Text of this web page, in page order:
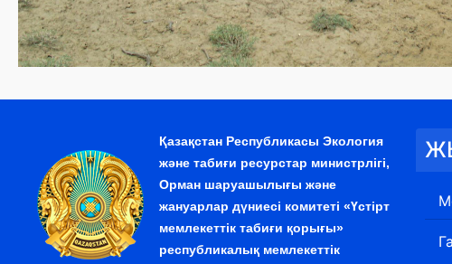
Қазақстан Республикасы Экология
және табиғи ресурстар министрлігі,
Орман шаруашылығы және
жануарлар дүниесі комитеті «Үстірт
мемлекеттік табиғи қорығы»
республикалық мемлекеттік